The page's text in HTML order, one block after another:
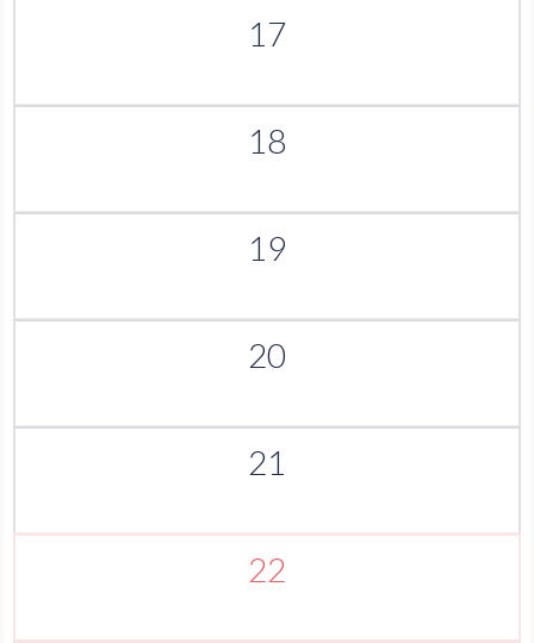
17
18
19
20
21
22